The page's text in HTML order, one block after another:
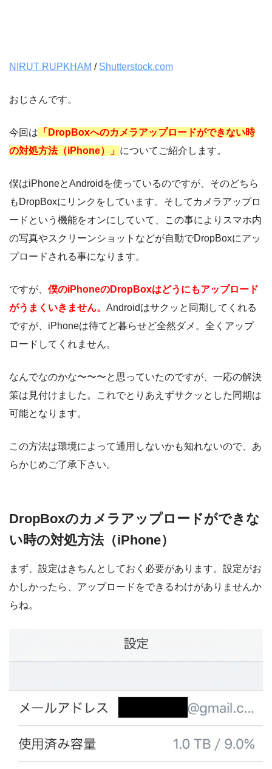
NIRUT RUPKHAM / Shutterstock.com
おじさんです。
今回は 「DropBoxへのカメラアップロードができない時
の対処方法（iPhone）」 についてご紹介します。
僕はiPhoneとAndroidを使っているのですが、そのどちら
もDropBoxにリンクをしています。そしてカメラアップロ
ードという機能をオンにしていて、この事によりスマホ内
の写真やスクリーンショットなどが自動でDropBoxにアッ
プロードされる事になります。
ですが、 僕のiPhoneのDropBoxはどうにもアップロード
がうまくいきません。 Androidはサクッと同期してくれる
ですが、iPhoneは待てど暮らせど全然ダメ。全くアップ
ロードしてくれません。
なんでなのかな〜〜〜と思っていたのですが、一応の解決
策は見付けました。これでとりあえずサクッとした同期は
可能となります。
この方法は環境によって通用しないかも知れないので、あ
らかじめご了承下さい。
DropBoxのカメラアップロードができな
い時の対処方法（iPhone）
まず、設定はきちんとしておく必要があります。設定がお
かしかったら、アップロードをできるわけがありませんか
らね。